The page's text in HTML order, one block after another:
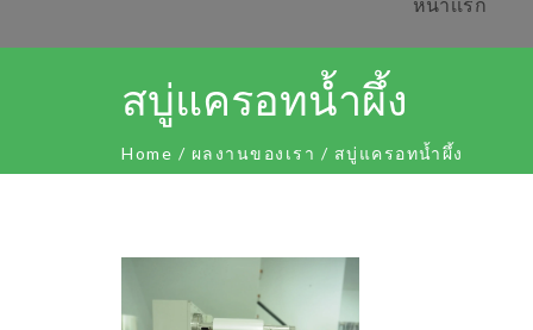
หน้าเเรก
สบู่แครอทน้ำผึ้ง
Home / ผลงานของเรา / สบู่แครอทน้ำผึ้ง